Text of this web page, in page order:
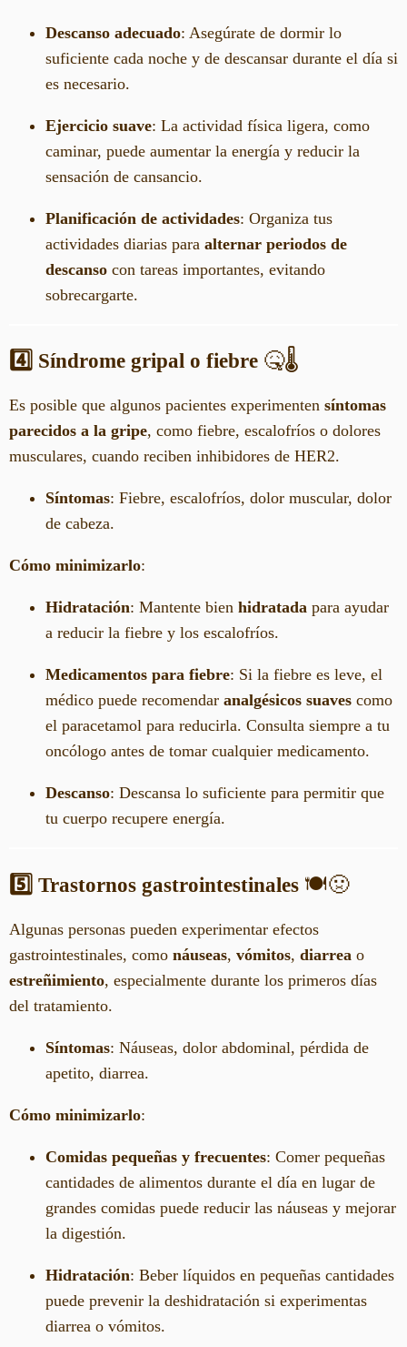
Descanso adecuado: Asegúrate de dormir lo
suficiente cada noche y de descansar durante el día si
es necesario.
Ejercicio suave: La actividad física ligera, como
caminar, puede aumentar la energía y reducir la
sensación de cansancio.
Planificación de actividades: Organiza tus
actividades diarias para alternar periodos de
descanso con tareas importantes, evitando
sobrecargarte.
4️⃣ Síndrome gripal o fiebre 🤒🌡️
Es posible que algunos pacientes experimenten síntomas
parecidos a la gripe, como fiebre, escalofríos o dolores
musculares, cuando reciben inhibidores de HER2.
Síntomas: Fiebre, escalofríos, dolor muscular, dolor
de cabeza.
Cómo minimizarlo:
Hidratación: Mantente bien hidratada para ayudar
a reducir la fiebre y los escalofríos.
Medicamentos para fiebre: Si la fiebre es leve, el
médico puede recomendar analgésicos suaves como
el paracetamol para reducirla. Consulta siempre a tu
oncólogo antes de tomar cualquier medicamento.
Descanso: Descansa lo suficiente para permitir que
tu cuerpo recupere energía.
5️⃣ Trastornos gastrointestinales 🍽️🤢
Algunas personas pueden experimentar efectos
gastrointestinales, como náuseas, vómitos, diarrea o
estreñimiento, especialmente durante los primeros días
del tratamiento.
Síntomas: Náuseas, dolor abdominal, pérdida de
apetito, diarrea.
Cómo minimizarlo:
Comidas pequeñas y frecuentes: Comer pequeñas
cantidades de alimentos durante el día en lugar de
grandes comidas puede reducir las náuseas y mejorar
la digestión.
Hidratación: Beber líquidos en pequeñas cantidades
puede prevenir la deshidratación si experimentas
diarrea o vómitos.